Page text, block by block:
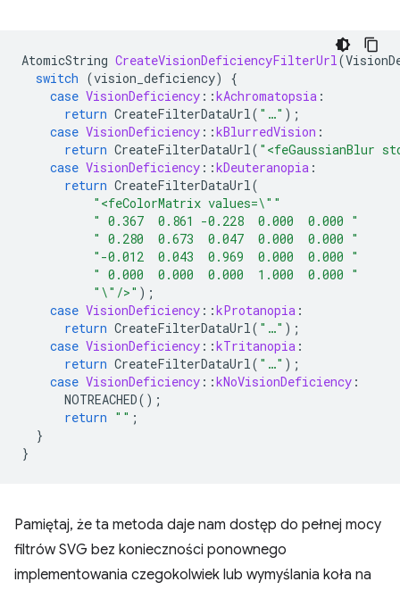
AtomicString CreateVisionDeficiencyFilterUrl(
switch (vision_deficiency)
{
case VisionDeficiency ::kAchromatopsia :
return CreateFilterDataUrl( "…" );
case VisionDeficiency ::kBlurredVision :
return CreateFilterDataUrl( "<feGaussianBlur
case VisionDeficiency ::kDeuteranopia :
return CreateFilterDataUrl(
"<feColorMatrix values=\" "
" 0.367  0.861 -0.228  0.000  0.000 "
" 0.280  0.673  0.047  0.000  0.000 "
"-0.012  0.043  0.969  0.000  0.000 "
" 0.000  0.000  0.000  1.000  0.000 "
" \" />" );
case VisionDeficiency ::kProtanopia :
return CreateFilterDataUrl( "…" );
case VisionDeficiency ::kTritanopia :
return CreateFilterDataUrl( "…" );
case VisionDeficiency ::kNoVisionDeficiency :
NOTREACHED();
return "" ;
}
}
Pamiętaj, że ta metoda daje nam dostęp do pełnej mocy
filtrów SVG bez konieczności ponownego
implementowania czegokolwiek lub wymyślania koła na